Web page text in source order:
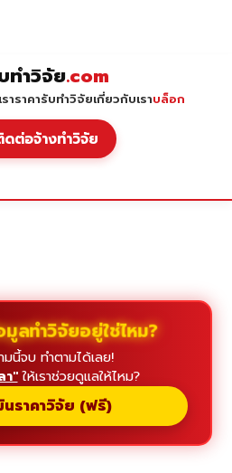
ทำวิจัย.com
าราคารับทำวิจัยเกี่ยวกับเราบล็อก
ดต่อจ้างทำวิจัย
ลทำวิจัยอยู่ใช่ไหม?
นี้จบ ทำตามได้เลย!
า"ให้เราช่วยดูแลให้ไหม?
นราคาวิจัย (ฟรี)